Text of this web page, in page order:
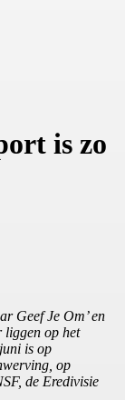
is zo
Geef Je Om’ en
liggen op het
is op
op
de Eredivisie